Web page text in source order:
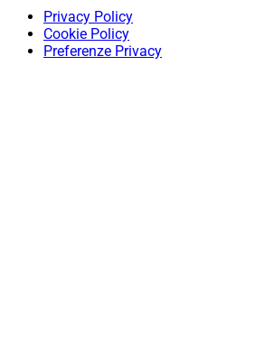
Privacy Policy
Cookie Policy
Preferenze Privacy